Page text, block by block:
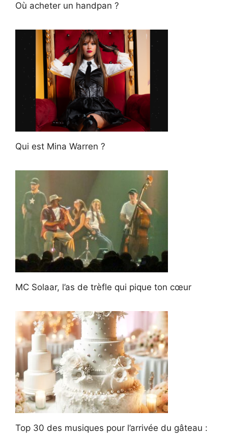
Où acheter un handpan ?
Qui est Mina Warren ?
MC Solaar, l’as de trèfle qui pique ton cœur
Top 30 des musiques pour l’arrivée du gâteau :